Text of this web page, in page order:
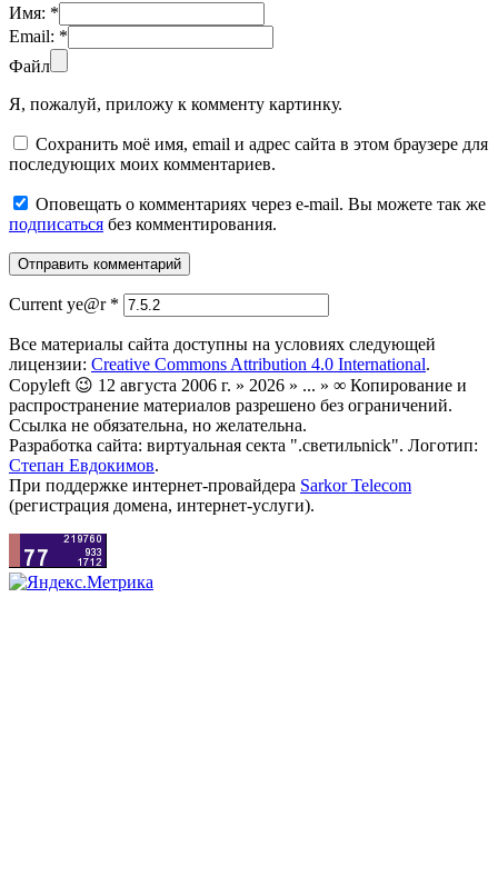
Имя: *
Email: *
Файл
Я, пожалуй, приложу к комменту картинку.
Сохранить моё имя, email и адрес сайта в этом браузере для
последующих моих комментариев.
Оповещать о комментариях через e-mail. Вы можете так же
подписаться без комментирования.
Current ye@r *
Все материалы сайта доступны на условиях следующей
лицензии: Creative Commons Attribution 4.0 International.
Copyleft 😉 12 августа 2006 г. » 2026 » ... » ∞ Копирование и
распространение материалов разрешено без ограничений.
Ссылка не обязательна, но желательна.
Разработка сайта: виртуальная секта ".светильnick". Логотип:
Степан Евдокимов.
При поддержке интернет-провайдера Sarkor Telecom
(регистрация домена, интернет-услуги).